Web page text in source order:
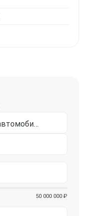
Грузовые и коммерческие автомобили
50 000 000 ₽